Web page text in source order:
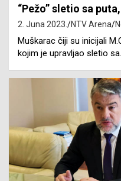
“Pežo” sletio sa
2. Juna 2023. NTV Arena
Muškarac čiji su inicijali
kojim je upravljao sletio